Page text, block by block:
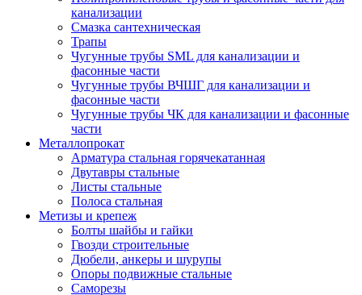
канализации
Смазка сантехническая
Трапы
Чугунные трубы SML для канализации и
фасонные части
Чугунные трубы ВЧШГ для канализации и
фасонные части
Чугунные трубы ЧК для канализации и фасонные
части
Металлопрокат
Арматура стальная горячекатанная
Двутавры стальные
Листы стальные
Полоса стальная
Метизы и крепеж
Болты шайбы и гайки
Гвозди строительные
Дюбели, анкеры и шурупы
Опоры подвижные стальные
Саморезы